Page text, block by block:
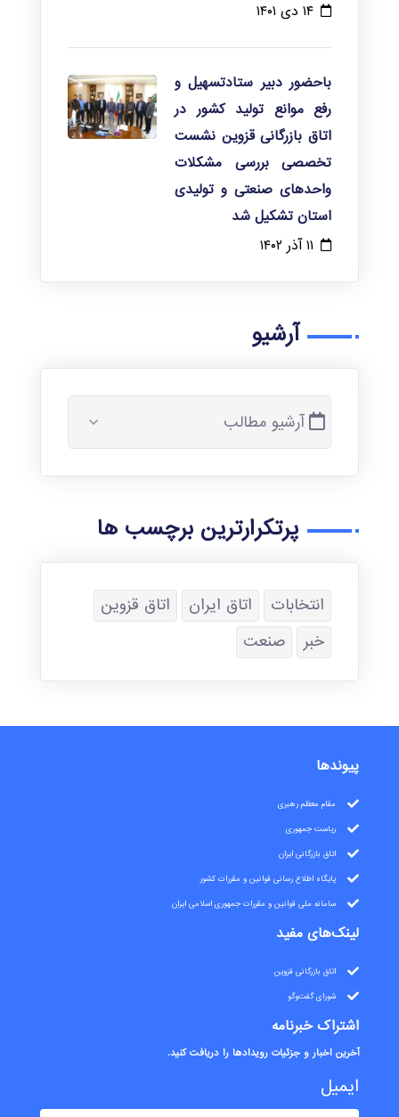
۱۴ دی ۱۴۰۱
باحضور دبیر ستادتسهیل و
رفع موانع تولید کشور در
اتاق بازرگانی قزوین نشست
تخصصی بررسی مشکلات
واحدهای صنعتی و تولیدی
استان تشکیل شد
۱۱ آذر ۱۴۰۲
آرشیو
آرشیو مطالب
پرتکرارترین برچسب ها
انتخابات اتاق ایران
اتاق قزوین
خبر
صنعت
پیوندها
مقام معظم رهبری
ریاست جمهوری
اتاق بازرگانی ایران
پایگاه اطلاع رسانی قوانین و مقررات کشور
سامانه ملی قوانین و مقررات جمهوری اسلامی ایران
لینک‌های مفید
اتاق بازرگانی قزوین
شورای گفت‌وگو
اشتراک خبرنامه
آخرین اخبار و جزئیات رویدادها را دریافت کنید.
ایمیل